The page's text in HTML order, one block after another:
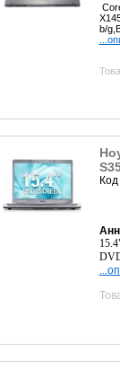
b/
Код